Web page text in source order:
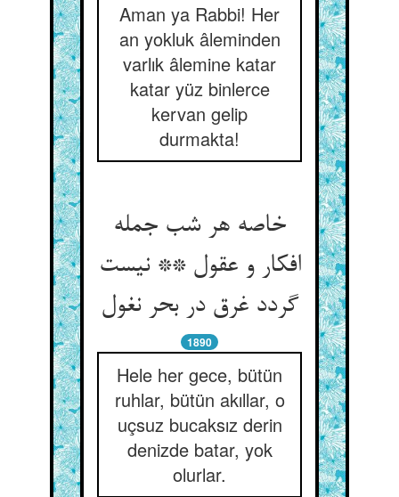
Aman ya Rabbi! Her
an yokluk âleminden
varlık âlemine katar
katar yüz binlerce
kervan gelip
durmakta!
خاصه هر شب جمله
افکار و عقول ** نیست
1890
Hele her gece, bütün
ruhlar, bütün akıllar, o
uçsuz bucaksız derin
denizde batar, yok
olurlar.